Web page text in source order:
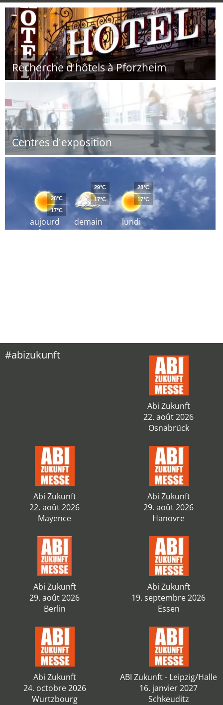
Recherche d'hôtels à Pforzheim
Centres d'exposition
aujourd
´hui
28°C
17°C
demain
29°C
17°C
lundi
28°C
17°C
#abizukunft
Abi Zukunft
22. août 2026
Osnabrück
Abi Zukunft
22. août 2026
Mayence
Abi Zukunft
29. août 2026
Hanovre
Abi Zukunft
29. août 2026
Berlin
Abi Zukunft
19. septembre 2026
Essen
Abi Zukunft
24. octobre 2026
Wurtzbourg
ABI Zukunft - Leipzig/Halle
16. janvier 2027
Schkeuditz